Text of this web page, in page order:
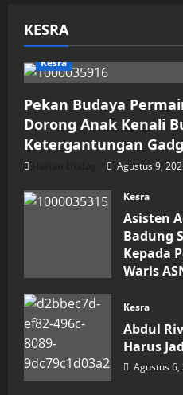
KESRA
Kesra
Pekan Budaya
Dorong Anak Kenali
Ketergantungan
Agustus 9,
Kesra
Asisten
Badung
Kepada
Waris
Kesra
Abdul
Harus
Agustus 6,